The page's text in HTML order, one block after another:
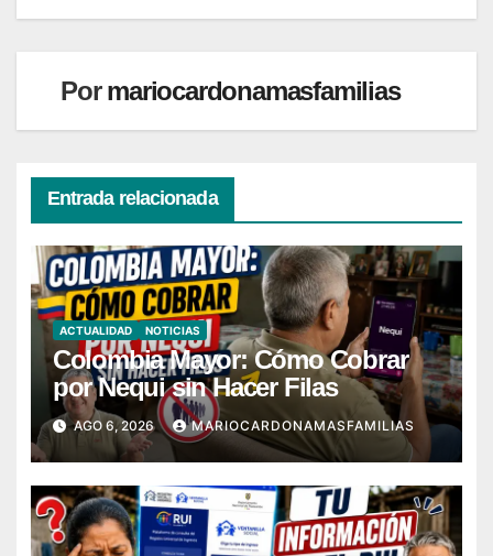
Pormariocardonamasfamilias
Entrada relacionada
ACTUALIDAD NOTICIAS
Colombia Mayor: Cómo Cobrar
por Nequi sin Hacer Filas
AGO 6, 2026 MARIOCARDONAMASFAMILIAS